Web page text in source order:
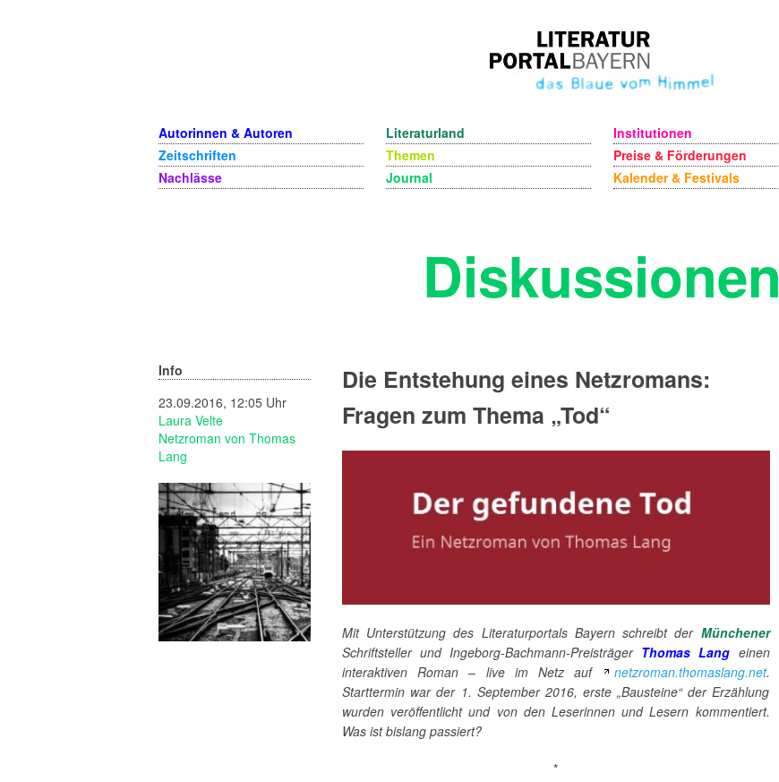
Autorinnen & Autoren
Zeitschriften
Nachlässe
Literaturland
Themen
Journal
Institutionen
Preise & Förderungen
Kalender & Festivals
Diskussionen
Info
23.09.2016, 12:05 Uhr
Laura Velte
Netzroman von Thomas
Lang
Die Entstehung eines Netzromans:
Fragen zum Thema „Tod“
Mit Unterstützung des Literaturportals Bayern schreibt der Münchener
Schriftsteller und Ingeborg-Bachmann-Preisträger Thomas Lang einen
interaktiven Roman – live im Netz auf
netzroman.thomaslang.net.
Starttermin war der 1. September 2016, erste „Bausteine“ der Erzählung
wurden veröffentlicht und von den Leserinnen und Lesern kommentiert.
Was ist bislang passiert?
*